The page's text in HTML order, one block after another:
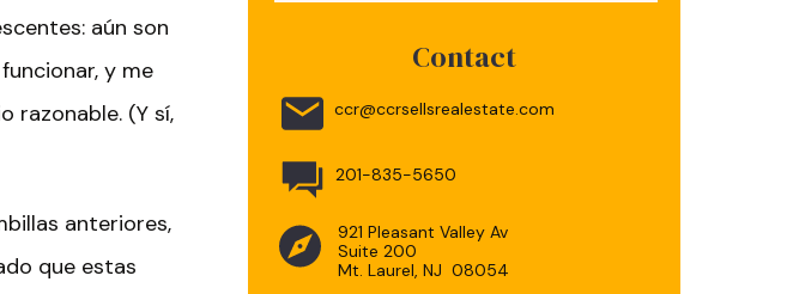
aún son
y me
razonable. (Y sí,
anteriores,
que estas
Contact
201-835-5650
921 Pleasant Valley Av
Suite 200
Mt. Laurel, NJ 08054
ccr@ccrsellsrealestate.com